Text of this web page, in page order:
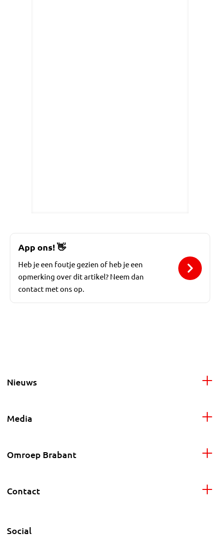
App ons!👋
Heb je een foutje gezien of heb je een
opmerking over dit artikel? Neem dan
contact met ons op.
Nieuws
Media
Omroep Brabant
Contact
Social